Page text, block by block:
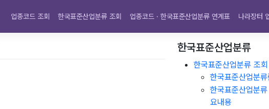
업종코드 조회 한국표준산업분류 조회 업종코드 · 한국표준산업분류 연계표 나라장터
한국표준산업분류
한국표준산업분류 조회
한국표준산업분
한국표준산업분
요내용